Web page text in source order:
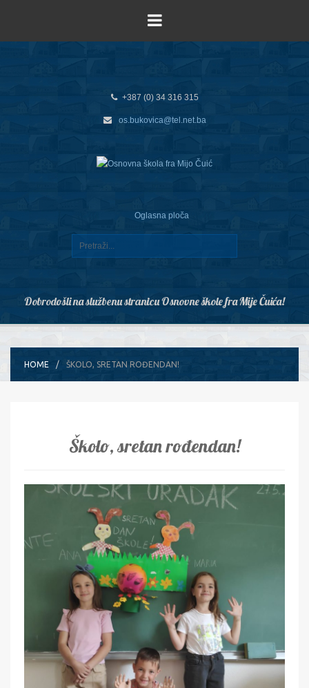
+387 (0) 34 316 315
os.bukovica@tel.net.ba
Oglasna ploča
Dobrodošli na službenu stranicu Osnovne škole fra Mije Čuića!
HOME ŠKOLO, SRETAN ROĐENDAN!
Školo, sretan rođendan!